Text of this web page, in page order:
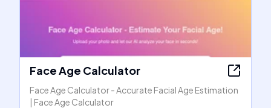
Face Age Calculator
Face Age Calculator - Accurate Facial Age Estimation
| Face Age Calculator